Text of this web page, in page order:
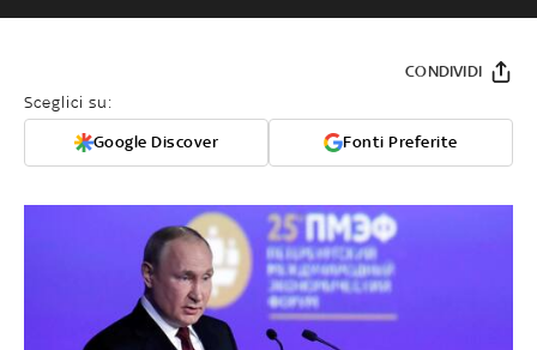
Sceglici su:
Google Discover Fonti Preferite
CONDIVIDI